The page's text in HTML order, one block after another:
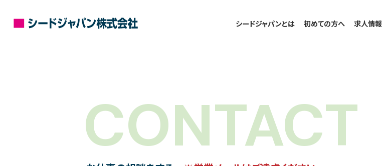
シードジャパンとは 初めての方へ 求人情報
CONTACT